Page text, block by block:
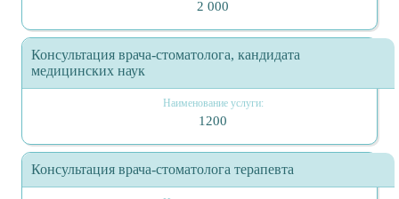
2 000
Консультация врача-стоматолога, кандидата
медицинских наук
1200
Консультация врача-стоматолога терапевта